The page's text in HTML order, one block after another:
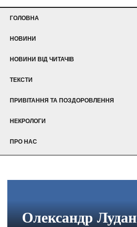
ГОЛОВНА
НОВИНИ
НОВИНИ ВІД ЧИТАЧІВ
ТЕКСТИ
ПРИВІТАННЯ ТА ПОЗДОРОВЛЕННЯ
НЕКРОЛОГИ
ПРО НАС
Олександр Лудан